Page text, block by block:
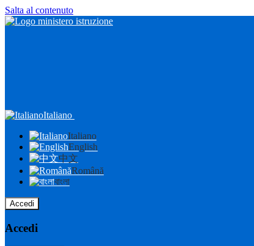
Salta al contenuto
Italiano
Italiano
English
中文
Română
বাংলা
Accedi
Accedi